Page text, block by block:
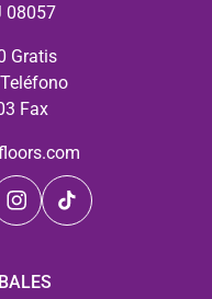
08057
Gratis
Fax